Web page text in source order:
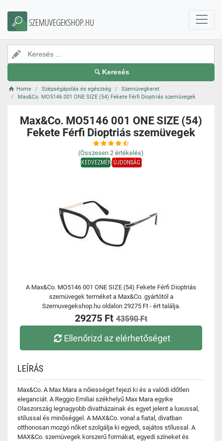
SZEMUVEGEKSHOP.HU
Keresés
Home Szépségápolás és egészség
Szemüvegkeret
Max&Co. MO5146 001 ONE SIZE (54) Fekete Férfi Dioptriás szemüvegek
Max&Co. MO5146 001 ONE SIZE (54)
Fekete Férfi Dioptriás szemüvegek
(Összesen 2 értékelés)
KEDVEZMÉNYÚJDONSÁG
A Max&Co. MO5146 001 ONE SIZE (54) Fekete Férfi Dioptriás
szemüvegek terméket a Max&Co. gyártótól a
Szemuvegekshop.hu oldalon 29275 Ft - ért találja.
29275 Ft 43590 Ft
Ellenőrizd az elérhetőséget
LEÍRÁS
Max&Co. A Max Mara a nőiességet fejezi ki és a valódi időtlen
eleganciát. A Reggio Emiliai székhelyű Max Mara egyike
Olaszország legnagyobb divatházainak és egyet jelent a luxussal,
stílussal és minőséggel. A MAX&Co. vonal a fiatal, divatban
otthonosan mozgó nőket szolgálja ki egyedi, sajátos stílussal. A
MAX&Co. szemüvegek korszerű formákat, egyedi színeket és